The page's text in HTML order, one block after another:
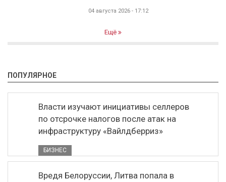
04 августа 2026 - 17:12
Ещё
ПОПУЛЯРНОЕ
Власти изучают инициативы селлеров
по отсрочке налогов после атак на
инфраструктуру «Вайлдберриз»
БИЗНЕС
Вредя Белоруссии, Литва попала в